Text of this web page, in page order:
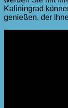
Kaliningrad
genießen, der